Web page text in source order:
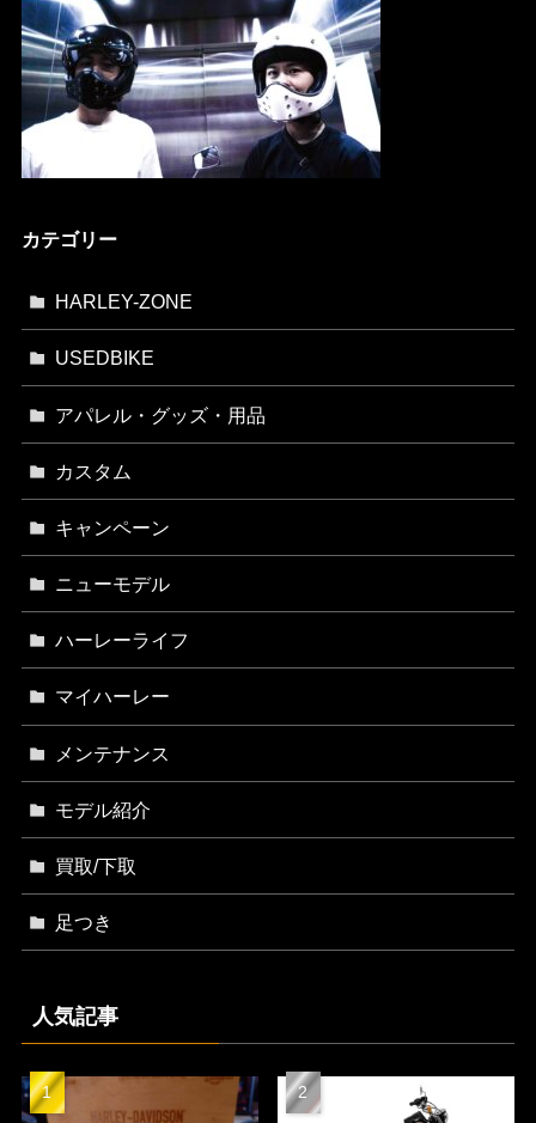
カテゴリー
HARLEY-ZONE
USEDBIKE
アパレル・グッズ・用品
カスタム
キャンペーン
ニューモデル
ハーレーライフ
マイハーレー
メンテナンス
モデル紹介
買取/下取
足つき
人気記事